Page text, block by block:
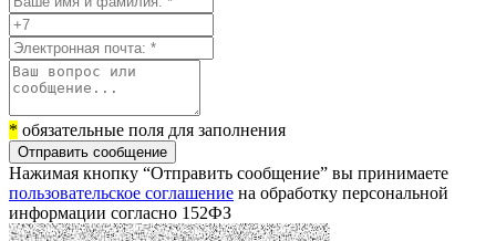
* обязательные поля для заполнения
Отправить сообщение
Нажимая кнопку “Отправить сообщение” вы принимаете
пользовательское соглашение на обработку персональной
информации согласно 152ФЗ